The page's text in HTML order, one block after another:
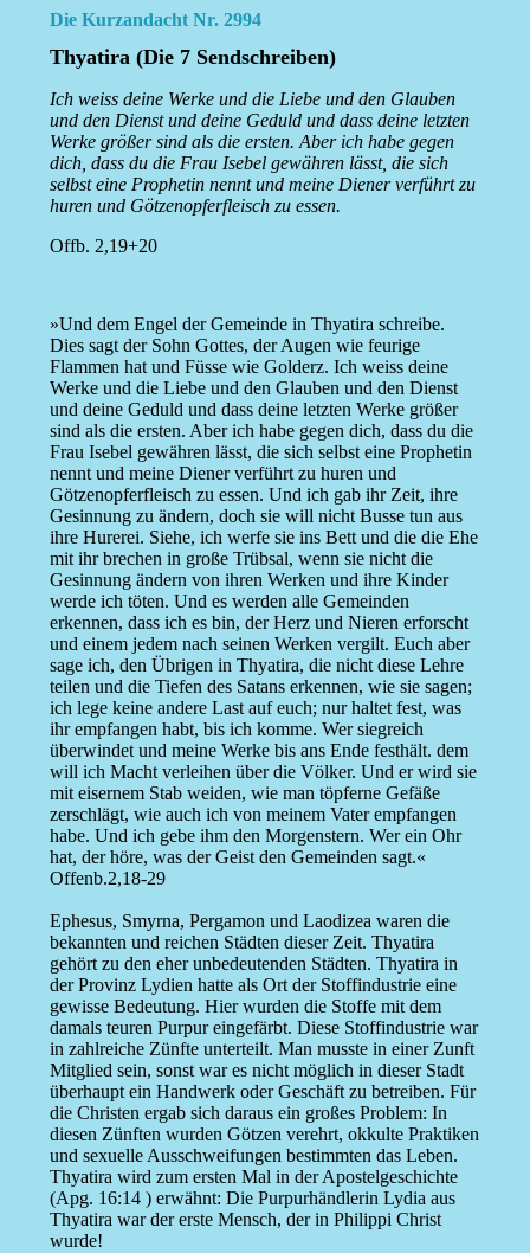
Die Kurzandacht Nr. 2994
Thyatira (Die 7 Sendschreiben)
Ich weiss deine Werke und die Liebe und den Glauben
und den Dienst und deine Geduld und dass deine letzten
Werke größer sind als die ersten. Aber ich habe gegen
dich, dass du die Frau Isebel gewähren lässt, die sich
selbst eine Prophetin nennt und meine Diener verführt zu
huren und Götzenopferfleisch zu essen.
Offb. 2,19+20
»Und dem Engel der Gemeinde in Thyatira schreibe.
Dies sagt der Sohn Gottes, der Augen wie feurige
Flammen hat und Füsse wie Golderz. Ich weiss deine
Werke und die Liebe und den Glauben und den Dienst
und deine Geduld und dass deine letzten Werke größer
sind als die ersten. Aber ich habe gegen dich, dass du die
Frau Isebel gewähren lässt, die sich selbst eine Prophetin
nennt und meine Diener verführt zu huren und
Götzenopferfleisch zu essen. Und ich gab ihr Zeit, ihre
Gesinnung zu ändern, doch sie will nicht Busse tun aus
ihre Hurerei. Siehe, ich werfe sie ins Bett und die die Ehe
mit ihr brechen in große Trübsal, wenn sie nicht die
Gesinnung ändern von ihren Werken und ihre Kinder
werde ich töten. Und es werden alle Gemeinden
erkennen, dass ich es bin, der Herz und Nieren erforscht
und einem jedem nach seinen Werken vergilt. Euch aber
sage ich, den Übrigen in Thyatira, die nicht diese Lehre
teilen und die Tiefen des Satans erkennen, wie sie sagen;
ich lege keine andere Last auf euch; nur haltet fest, was
ihr empfangen habt, bis ich komme. Wer siegreich
überwindet und meine Werke bis ans Ende festhält. dem
will ich Macht verleihen über die Völker. Und er wird sie
mit eisernem Stab weiden, wie man töpferne Gefäße
zerschlägt, wie auch ich von meinem Vater empfangen
habe. Und ich gebe ihm den Morgenstern. Wer ein Ohr
hat, der höre, was der Geist den Gemeinden sagt.«
Offenb.2,18-29
Ephesus, Smyrna, Pergamon und Laodizea waren die
bekannten und reichen Städten dieser Zeit. Thyatira
gehört zu den eher unbedeutenden Städten. Thyatira in
der Provinz Lydien hatte als Ort der Stoffindustrie eine
gewisse Bedeutung. Hier wurden die Stoffe mit dem
damals teuren Purpur eingefärbt. Diese Stoffindustrie war
in zahlreiche Zünfte unterteilt. Man musste in einer Zunft
Mitglied sein, sonst war es nicht möglich in dieser Stadt
überhaupt ein Handwerk oder Geschäft zu betreiben. Für
die Christen ergab sich daraus ein großes Problem: In
diesen Zünften wurden Götzen verehrt, okkulte Praktiken
und sexuelle Ausschweifungen bestimmten das Leben.
Thyatira wird zum ersten Mal in der Apostelgeschichte
(Apg. 16:14 ) erwähnt: Die Purpurhändlerin Lydia aus
Thyatira war der erste Mensch, der in Philippi Christ
wurde!